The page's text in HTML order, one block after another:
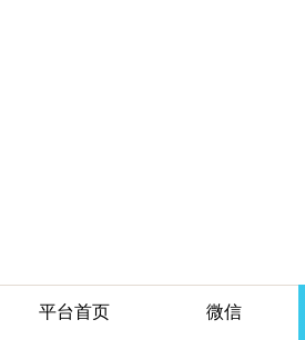
平台首页 微信